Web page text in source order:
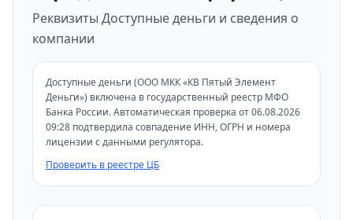
Реквизиты Доступные деньги и сведения о
компании
Доступные деньги (ООО МКК «КВ Пятый Элемент
Деньги») включена в государственный реестр МФО
Банка России. Автоматическая проверка от 06.08.2026
09:28 подтвердила совпадение ИНН, ОГРН и номера
лицензии с данными регулятора.
Проверить в реестре ЦБ